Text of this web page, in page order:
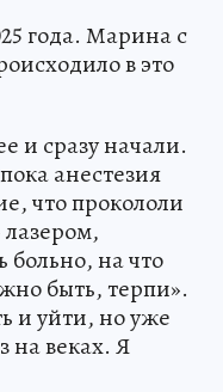
года. Марина с
в это
и сразу начали.
анестезия
что прокололи
лазером,
больно, на что
быть, терпи».
и уйти, но уже
на веках. Я